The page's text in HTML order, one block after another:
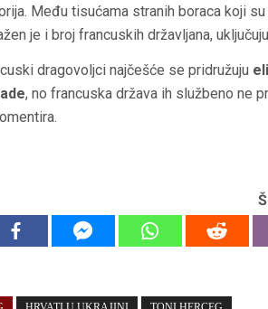
Među tisućama stranih boraca koji
je i broj francuskih državljana,
dragovoljci najčešće se pridružuju
, no francuska država ih službeno ne